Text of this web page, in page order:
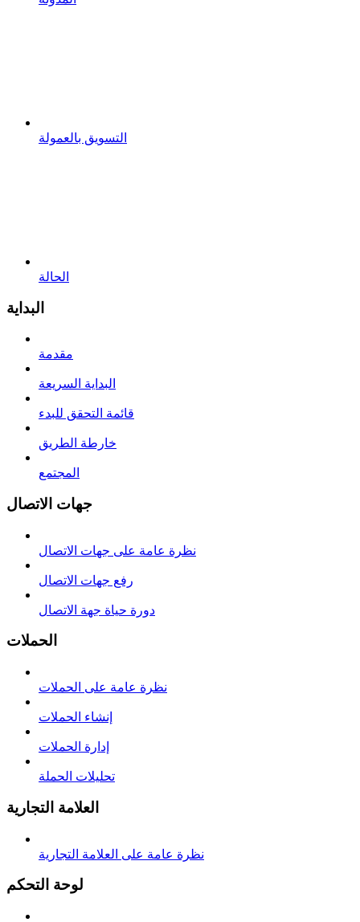
التسويق بالعمولة
الحالة
البداية
مقدمة
البداية السريعة
قائمة التحقق للبدء
خارطة الطريق
المجتمع
جهات الاتصال
نظرة عامة على جهات الاتصال
رفع جهات الاتصال
دورة حياة جهة الاتصال
الحملات
نظرة عامة على الحملات
إنشاء الحملات
إدارة الحملات
تحليلات الحملة
العلامة التجارية
نظرة عامة على العلامة التجارية
لوحة التحكم